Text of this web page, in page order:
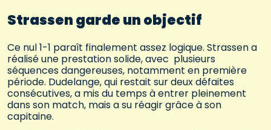
Strassen garde un objectif
Ce nul 1-1 paraît finalement assez logique. Strassen a
réalisé une prestation solide, avec plusieurs
séquences dangereuses, notamment en première
période. Dudelange, qui restait sur deux défaites
consécutives, a mis du temps à entrer pleinement
dans son match, mais a su réagir grâce à son
capitaine.